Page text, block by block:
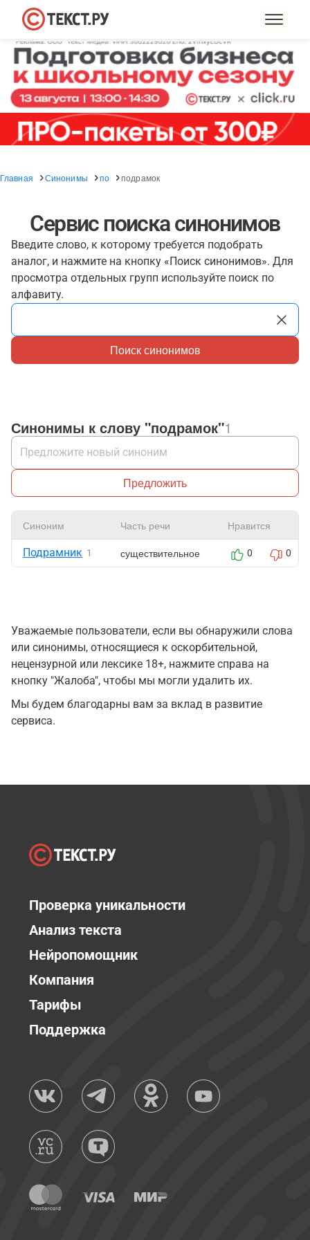
Главная Синонимы по подрамок
Сервис поиска синонимов
Введите слово, к которому требуется подобрать
аналог, и нажмите на кнопку «Поиск синонимов». Для
просмотра отдельных групп используйте поиск по
алфавиту.
Поиск синонимов
Синонимы к слову "подрамок"1
Предложить
Синоним Часть речи Нравится
Подрамник 1 существительное 0 0
Уважаемые пользователи, если вы обнаружили слова
или синонимы, относящиеся к оскорбительной,
нецензурной или лексике 18+, нажмите справа на
кнопку "Жалоба", чтобы мы могли удалить их.
Мы будем благодарны вам за вклад в развитие
сервиса.
Проверка уникальности
Анализ текста
Нейропомощник
Компания
Тарифы
Поддержка